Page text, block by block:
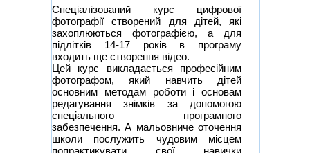
Спеціалізований курс цифрової
фотографії створений для дітей, які
захоплюються фотографією, а для
підлітків 14-17 років в програму
входить ще створення відео.
Цей курс викладається професійним
фотографом, який навчить дітей
основним методам роботи і основам
редагування знімків за допомогою
спеціального програмного
забезпечення. А мальовниче оточення
школи послужить чудовим місцем
попрактикувати свої навички